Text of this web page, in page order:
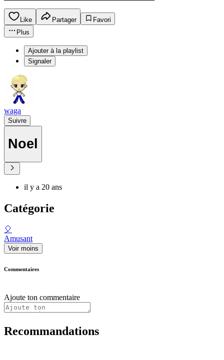
Like Partager
Favori
Plus
Ajouter à la playlist
Signaler
waga
Suivre
Noel
il y a 20 ans
Catégorie
🎈
Amusant
Voir moins
Commentaires
Ajoute ton commentaire
Recommandations